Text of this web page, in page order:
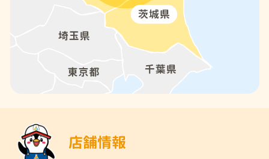
店舗情報